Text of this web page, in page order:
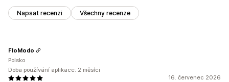
Napsat recenzi Všechny recenze
16. červenec 2026
FloModo
Polsko
Doba používání aplikace: 2 měsíci